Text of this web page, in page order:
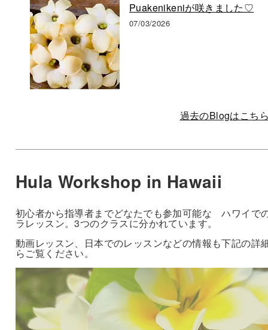
Puakenikeniが咲きました♡
07/03/2026
過去のBlogはこち
Hula Workshop in Hawaii
初心者から指導者までどなたでも参加可能な ハワイで
ラレッスン。3つのクラスに分かれています。
動画レッスン、日本でのレッスンなどの情報も下記の詳
らご覧ください。